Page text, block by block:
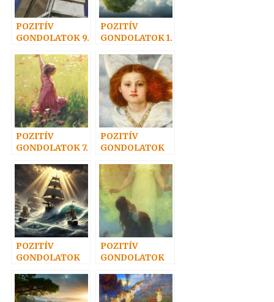
POZITÍV
GONDOLATOK 9.
POZITÍV
GONDOLATOK 1.
POZITÍV
GONDOLATOK 7.
POZITÍV
GONDOLATOK
POZITÍV
GONDOLATOK
POZITÍV
GONDOLATOK